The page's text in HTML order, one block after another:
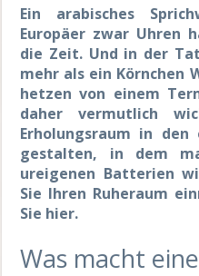
Ein arabisches
Europäer zwar Uhren
die Zeit. Und in der
mehr als ein Körnchen
hetzen von einem
daher vermutlich
Erholungsraum in
gestalten, in dem
ureigenen Batterien
Sie Ihren Ruheraum
Sie hier.
Was macht